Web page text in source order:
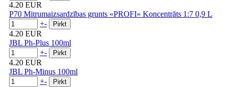
4.20 EUR
P70 Mitrumaizsardzības grunts «PROFI» Koncentrāts 1:7 0,9 L
+-
4.20 EUR
JBL Ph-Plus 100ml
+-
4.20 EUR
JBL Ph-Minus 100ml
+-